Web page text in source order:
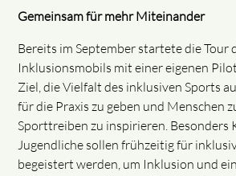
Gemeinsam für mehr Miteinander
Bereits im September startete die Tour
Inklusionsmobils mit einer eigenen
Ziel, die Vielfalt des inklusiven Sports
für die Praxis zu geben und Menschen
Sporttreiben zu inspirieren. Besonders
Jugendliche sollen frühzeitig für
begeistert werden, um Inklusion und